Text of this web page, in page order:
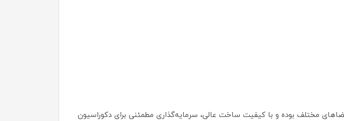
فضاهای مختلف بوده و با کیفیت ساخت عالی، سرمایه‌گذاری مطمئنی برای دکوراسیون